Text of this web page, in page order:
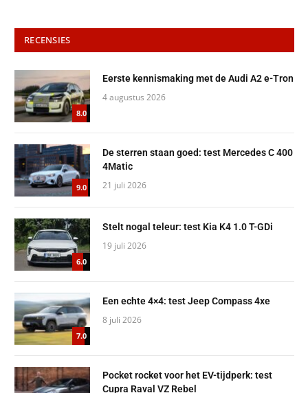
RECENSIES
8.0
Eerste kennismaking met de Audi A2 e-Tron
4 augustus 2026
9.0
De sterren staan goed: test Mercedes C 400
4Matic
21 juli 2026
6.0
Stelt nogal teleur: test Kia K4 1.0 T-GDi
19 juli 2026
7.0
Een echte 4×4: test Jeep Compass 4xe
8 juli 2026
Pocket rocket voor het EV-tijdperk: test
Cupra Raval VZ Rebel